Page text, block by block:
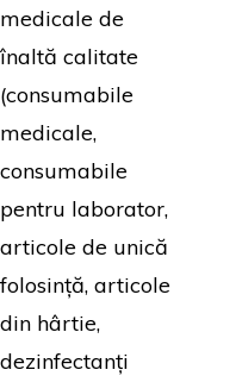
medicale de
înaltă calitate
(consumabile
medicale,
consumabile
pentru laborator,
articole de unică
folosință, articole
din hârtie,
dezinfectanți